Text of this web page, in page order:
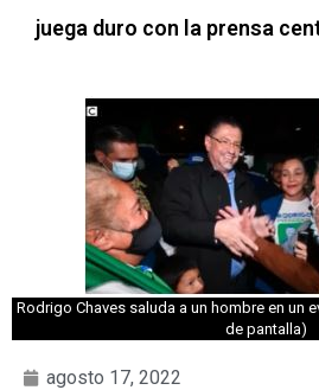
juega duro con la prensa
Rodrigo Chaves saluda a un hombre en un
de pantalla)
agosto 17, 2022